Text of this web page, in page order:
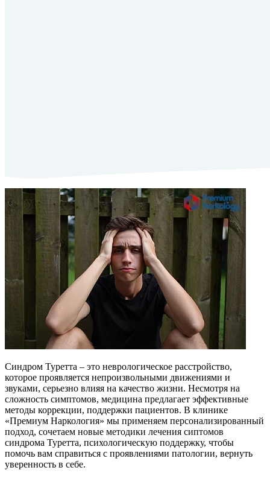
Синдром Туретта – это неврологическое расстройство,
которое проявляется непроизвольными движениями и
звуками, серьезно влияя на качество жизни. Несмотря на
сложность симптомов, медицина предлагает эффективные
методы коррекции, поддержки пациентов. В клинике
«Премиум Наркология» мы применяем персонализированный
подход, сочетаем новые методики лечения сиптомов
синдрома Туретта, психологическую поддержку, чтобы
помочь вам справиться с проявлениями патологии, вернуть
уверенность в себе.